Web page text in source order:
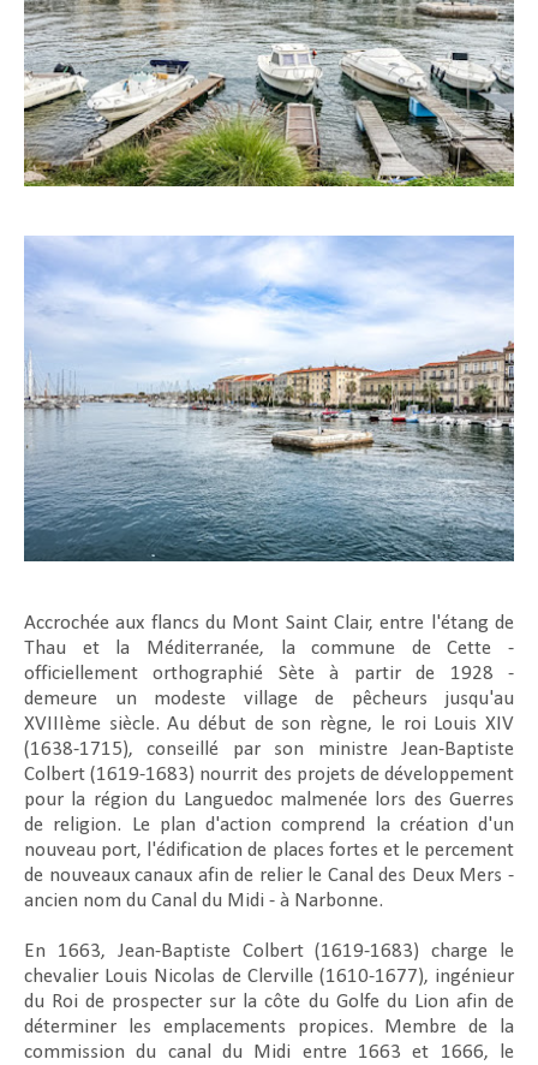
Accrochée aux flancs du Mont Saint Clair, entre l'étang de
Thau et la Méditerranée, la commune de Cette -
officiellement orthographié Sète à partir de 1928 -
demeure un modeste village de pêcheurs jusqu'au
XVIIIème siècle. Au début de son règne, le roi Louis XIV
(1638-1715), conseillé par son ministre Jean-Baptiste
Colbert (1619-1683) nourrit des projets de développement
pour la région du Languedoc malmenée lors des Guerres
de religion. Le plan d'action comprend la création d'un
nouveau port, l'édification de places fortes et le percement
de nouveaux canaux afin de relier le Canal des Deux Mers -
ancien nom du Canal du Midi - à Narbonne.
En 1663, Jean-Baptiste Colbert (1619-1683) charge le
chevalier Louis Nicolas de Clerville (1610-1677), ingénieur
du Roi de prospecter sur la côte du Golfe du Lion afin de
déterminer les emplacements propices. Membre de la
commission du canal du Midi entre 1663 et 1666, le